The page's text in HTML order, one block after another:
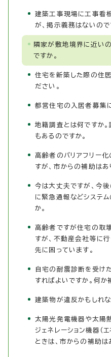
建築工事現場に工事看
が、掲示義務はないので
隣家が敷地境界に近い
ですか。
住宅を新築した際の住
ださい。
都営住宅の入居者募集
地籍調査とは何ですか
もあるのですか。
高齢者のバリアフリー
すが、市からの補助は
今は大丈夫ですが、今
に緊急通報などシステ
か。
高齢者ですが住宅の取
すが、不動産会社等に
先に困っています。
自宅の耐震診断を受け
すればよいですか。何か
建築物が違反かもしれ
太陽光発電機器や太陽
ジェネレーション機器（
ときは、市からの補助は